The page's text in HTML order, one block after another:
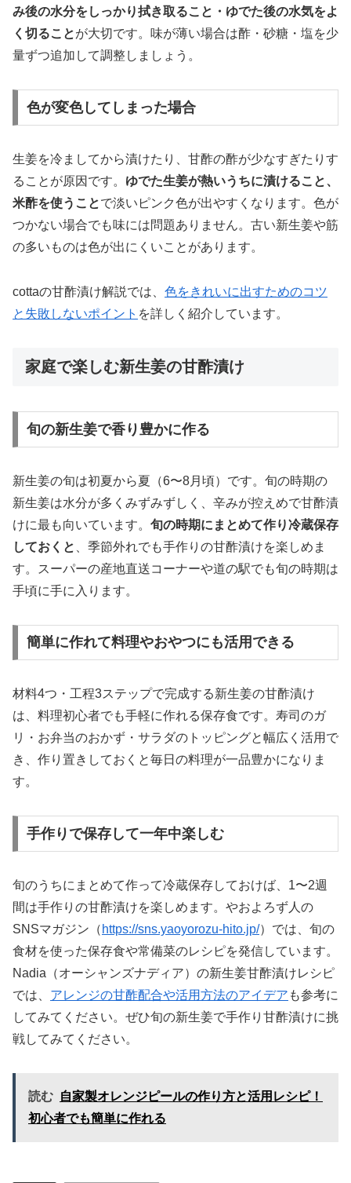
み後の水分をしっかり拭き取ること・ゆでた後の水気をよ
く切ることが大切です。味が薄い場合は酢・砂糖・塩を少
量ずつ追加して調整しましょう。
色が変色してしまった場合
生姜を冷ましてから漬けたり、甘酢の酢が少なすぎたりす
ることが原因です。 ゆでた生姜が熱いうちに漬けること、
米酢を使うことで淡いピンク色が出やすくなります。色が
つかない場合でも味には問題ありません。古い新生姜や筋
の多いものは色が出にくいことがあります。
cottaの甘酢漬け解説では、 色をきれいに出すためのコツ
と失敗しないポイント を詳しく紹介しています。
家庭で楽しむ新生姜の甘酢漬け
旬の新生姜で香り豊かに作る
新生姜の旬は初夏から夏（6〜8月頃）です。旬の時期の
新生姜は水分が多くみずみずしく、辛みが控えめで甘酢漬
けに最も向いています。 旬の時期にまとめて作り冷蔵保存
しておくと
、季節外れでも手作りの甘酢漬けを楽しめま
す。スーパーの産地直送コーナーや道の駅でも旬の時期は
手頃に手に入ります。
簡単に作れて料理やおやつにも活用できる
材料4つ・工程3ステップで完成する新生姜の甘酢漬け
は、料理初心者でも手軽に作れる保存食です。寿司のガ
リ・お弁当のおかず・サラダのトッピングと幅広く活用で
き、作り置きしておくと毎日の料理が一品豊かになりま
す。
手作りで保存して一年中楽しむ
旬のうちにまとめて作って冷蔵保存しておけば、1〜2週
間は手作りの甘酢漬けを楽しめます。やおよろず人の
SNSマガジン（ https://sns.yaoyorozu-hito.jp/）では、旬の
食材を使った保存食や常備菜のレシピを発信しています。
Nadia（オーシャンズナディア）の新生姜甘酢漬けレシピ
では、 アレンジの甘酢配合や活用方法のアイデア も参考に
してみてください。ぜひ旬の新生姜で手作り甘酢漬けに挑
戦してみてください。
読む 自家製オレンジピールの作り方と活用レシピ！
初心者でも簡単に作れる